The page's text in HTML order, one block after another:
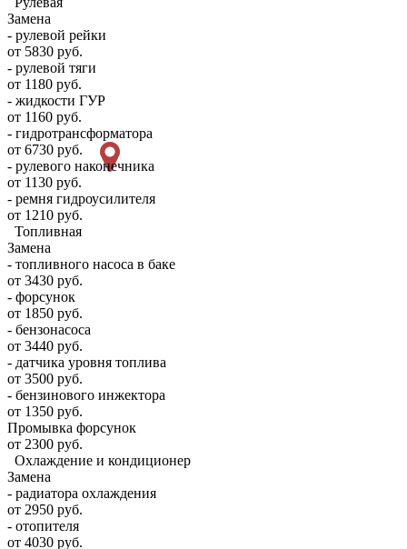
Замена
- рулевой рейки
от 5830 руб.
- рулевой тяги
от 1180 руб.
- жидкости ГУР
от 1160 руб.
- гидротрансформатора
от 6730 руб.
- рулевого наконечника
от 1130 руб.
- ремня гидроусилителя
от 1210 руб.
Топливная
Замена
- топливного насоса в баке
от 3430 руб.
- форсунок
от 1850 руб.
- бензонасоса
от 3440 руб.
- датчика уровня топлива
от 3500 руб.
- бензинового инжектора
от 1350 руб.
Промывка форсунок
от 2300 руб.
Охлаждение и кондиционер
Замена
- радиатора охлаждения
от 2950 руб.
- отопителя
от 4030 руб.